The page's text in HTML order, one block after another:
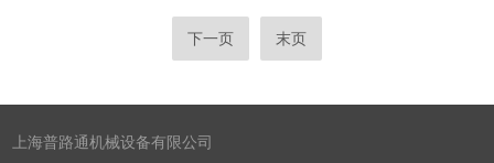
下一页 末页
上海普路通机械设备有限公司